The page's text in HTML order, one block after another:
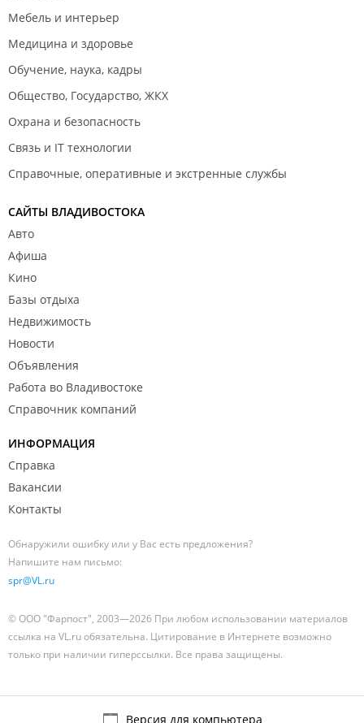
Мебель и интерьер
Медицина и здоровье
Обучение, наука, кадры
Общество, Государство, ЖКХ
Охрана и безопасность
Связь и IT технологии
Справочные, оперативные и экстренные службы
САЙТЫ ВЛАДИВОСТОКА
Авто
Афиша
Кино
Базы отдыха
Недвижимость
Новости
Объявления
Работа во Владивостоке
Справочник компаний
ИНФОРМАЦИЯ
Справка
Вакансии
Контакты
Обнаружили ошибку или у Вас есть предложения?
Напишите нам письмо:
spr@VL.ru
© ООО "Фарпост", 2003—2026 При любом использовании материалов
ссылка на VL.ru обязательна. Цитирование в Интернете возможно
только при наличии гиперссылки. Все права защищены.
Версия для компьютера